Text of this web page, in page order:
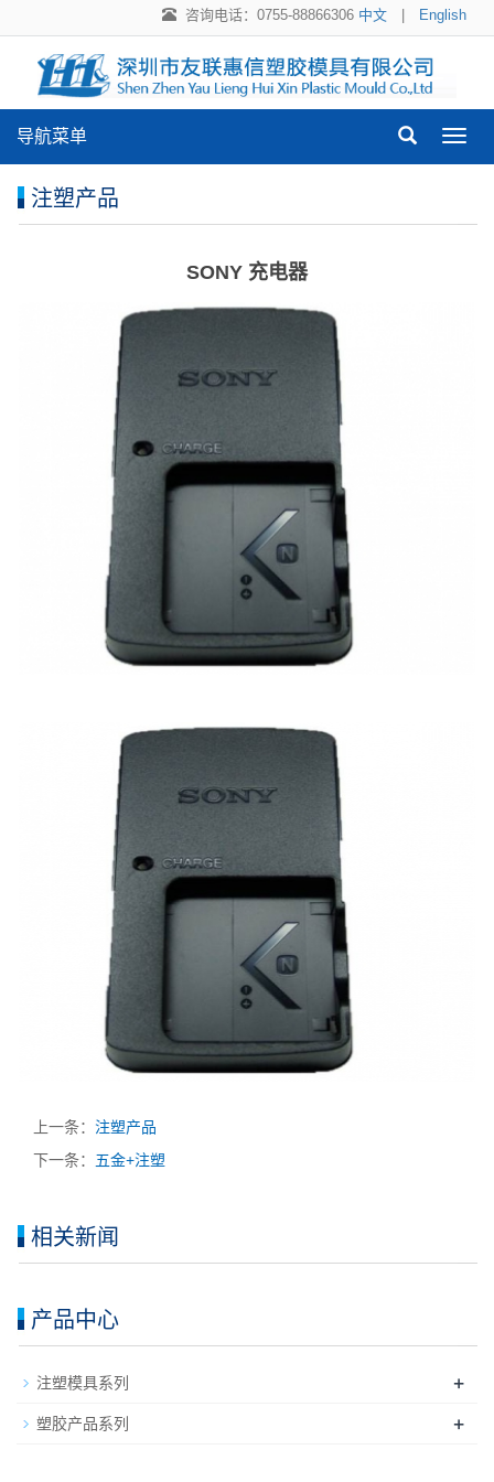
咨询电话：0755-88866306 中文 English
导
航
导航菜单
注塑产品
SONY 充电器
上一条： 注塑产品
下一条： 五金+注塑
相关新闻
产品中心
注塑模具系列 +
塑胶产品系列 +